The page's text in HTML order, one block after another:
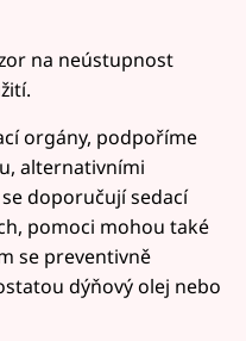
na neústupnost
orgány, podpoříme
alternativními
doporučují sedací
pomoci mohou také
se preventivně
dýňový olej nebo